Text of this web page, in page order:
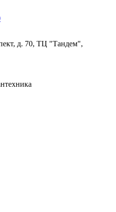
д. 70, ТЦ "Тандем",